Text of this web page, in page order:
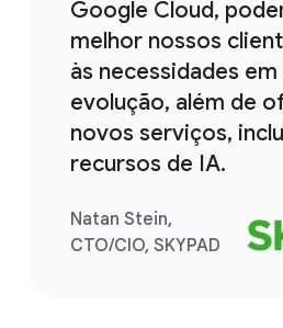
Google Cloud,
melhor nossos
às necessidades
evolução, além de
novos serviços,
recursos de IA.
Natan Stein,
CTO/CIO, SKYPAD